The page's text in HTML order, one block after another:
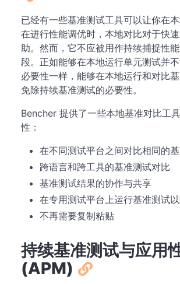
已经有一些基准测试工具可以让你在本
在进行性能调优时，本地对比对于快
助。然而，它不应被用作持续捕捉性
段。正如能够在本地运行单元测试并
必要性一样，能够在本地运行和对比
免除持续基准测试的必要性。
Bencher 提供了一些本地基准对比工
性：
在不同测试平台之间对比相同的
跨语言和跨工具的基准测试对比
基准测试结果的协作与共享
在专用测试平台上运行基准测试
不再需要复制粘贴
持续基准测试与应用
(APM)